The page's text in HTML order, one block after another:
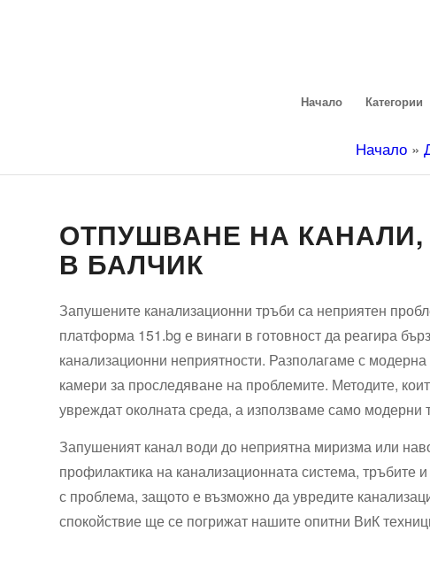
Начало Категории
Начало »
ОТПУШВАНЕ НА
В БАЛЧИК
Запушените канализационни тръби са неприятен
платформа 151.bg е винаги в готовност да реагира
канализационни неприятности. Разполагаме с
камери за проследяване на проблемите. Методите,
увреждат околната среда, а използваме само модерни
Запушеният канал води до неприятна миризма или
профилактика на канализационната система,
с проблема, защото е възможно да увредите
спокойствие ще се погрижат нашите опитни ВиК